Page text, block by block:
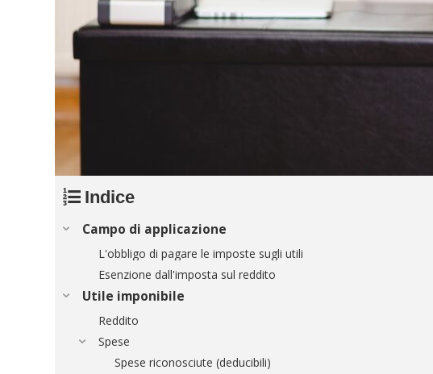
Indice
Campo di applicazione
L'obbligo di pagare le imposte sugli utili
Esenzione dall'imposta sul reddito
Utile imponibile
Reddito
Spese
Spese riconosciute (deducibili)